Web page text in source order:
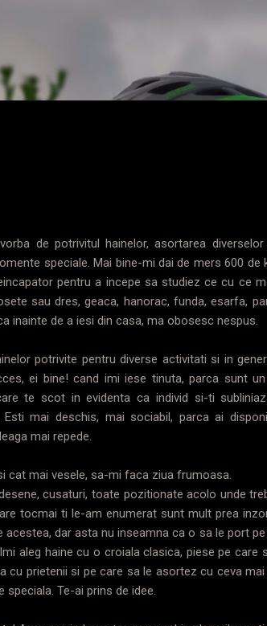
de potrivitul hainelor, asortarea diverselor
speciale. Mai bine-mi dai de mers 600 de
pentru a incepe sa studiez ce cu ce
sau dres, geaca, hanorac, funda, esarfa,
inainte de a iesi din casa, ma obosesc nespus.
potrivite pentru diverse activitati si in
ei bine! cand imi iese tinuta, parca sunt un
te scot in evidenta ca individ si-ti
mai deschis, mai sociabil, parca ai
mai repede.
cat mai vesele, sa-mi faca ziua frumoasa.
cusaturi, toate pozitionate acolo unde
tocmai ti le-am enumerat sunt mult prea
dar asta nu inseamna ca o sa le port
aleg haine cu o croiala clasica, piese pe care
cu prietenii si pe care sa le asortez cu ceva mai
Te-ai prins de idee.